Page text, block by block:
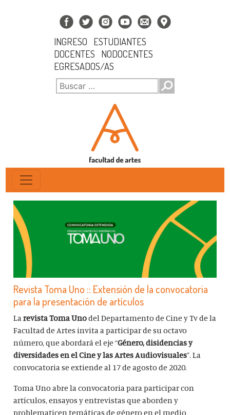
INGRESO
ESTUDIANTES
DOCENTES
NODOCENTES
EGRESADOS/AS
Revista Toma Uno :: Extensión de la convocatoria
para la presentación de artículos
Larevista Toma Unodel Departamento de Cine y Tv de la
Facultad de Artes invita a participar de su octavo
número, que abordará el eje “Género, disidencias y
diversidadesen el Cine y las Artes Audiovisuales”. La
convocatoria se extiende al 17 de agosto de 2020.
Toma Uno abre la convocatoria para participar con
artículos, ensayos y entrevistas que aborden y
problematicen temáticas de género en el medio